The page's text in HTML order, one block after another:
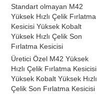
Standart olmayan M42
Yüksek Hızlı Çelik Fırlatma
Kesicisi Yüksek Kobalt
Yüksek Hızlı Çelik Son
Fırlatma Kesicisi
Üretici Özel M42 Yüksek
Hızlı Çelik Fırlatma Kesicisi
Yüksek Kobalt Yüksek Hızlı
Çelik Son Fırlatma Kesicisi